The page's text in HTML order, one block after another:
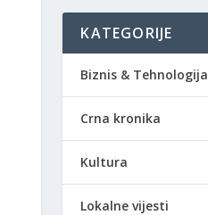
KATEGORIJE
Biznis & Tehnologija
Crna kronika
Kultura
Lokalne vijesti